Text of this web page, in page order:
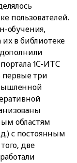
пользователей.
обучения,
в библиотеке
1С-ИТС
первые три
областям
с постоянным
две